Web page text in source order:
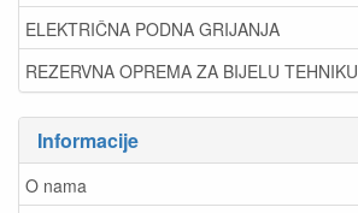
ELEKTRIČNA PODNA GRIJANJA
REZERVNA OPREMA ZA BIJELU TEHNIKU
Informacije
O nama